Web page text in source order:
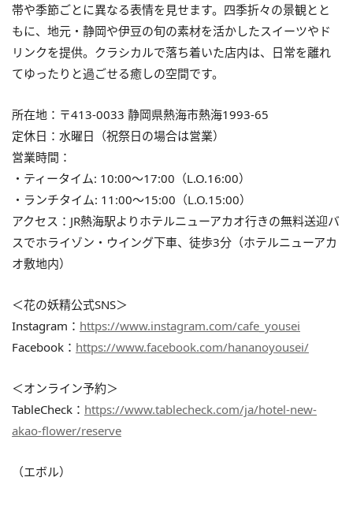
帯や季節ごとに異なる表情を見せます。四季折々の景観とと
もに、地元・静岡や伊豆の旬の素材を活かしたスイーツやド
リンクを提供。クラシカルで落ち着いた店内は、日常を離れ
てゆったりと過ごせる癒しの空間です。
所在地：〒413-0033 静岡県熱海市熱海1993-65
定休日：水曜日（祝祭日の場合は営業）
営業時間：
・ティータイム: 10:00〜17:00（L.O.16:00）
・ランチタイム: 11:00〜15:00（L.O.15:00）
アクセス：JR熱海駅よりホテルニューアカオ行きの無料送迎バ
スでホライゾン・ウイング下車、徒歩3分（ホテルニューアカ
オ敷地内）
＜花の妖精公式SNS＞
Instagram： https://www.instagram.com/cafe_yousei
Facebook： https://www.facebook.com/hananoyousei/
＜オンライン予約＞
TableCheck： https://www.tablecheck.com/ja/hotel-new-
akao-flower/reserve
（エボル）